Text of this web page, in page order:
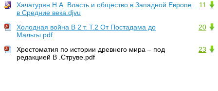
11
Хачатурян Н.А. Власть и общество в Западной Европе
в Средние века.djvu
20
Холодная война В 2 т. Т.2 От Постадама до
Мальты.pdf
23
Хрестоматия по истории древнего мира – под
редакцией В .Струве.pdf